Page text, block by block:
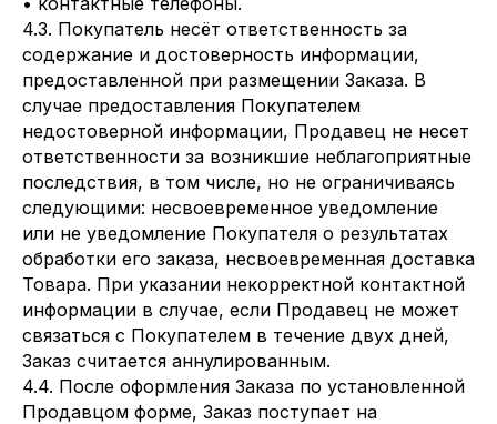
4.3. Покупатель несёт ответственность за
содержание и достоверность информации,
предоставленной при размещении Заказа. В
случае предоставления Покупателем
недостоверной информации, Продавец не несет
ответственности за возникшие неблагоприятные
последствия, в том числе, но не ограничиваясь
следующими: несвоевременное уведомление
или не уведомление Покупателя о результатах
обработки его заказа, несвоевременная доставка
Товара. При указании некорректной контактной
информации в случае, если Продавец не может
связаться с Покупателем в течение двух дней,
Заказ считается аннулированным.
4.4. После оформления Заказа по установленной
Продавцом форме, Заказ поступает на